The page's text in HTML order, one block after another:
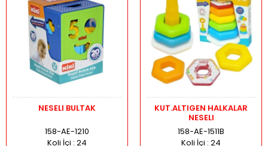
NESELI BULTAK
158-AE-1210
Koli İçi : 24
KUT.ALTIGEN HALKALAR
NESELI
158-AE-1511B
Koli İçi : 24